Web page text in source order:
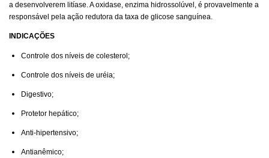
a desenvolverem litíase. A oxidase, enzima hidrossolúvel, é provavelmente a
responsável pela ação redutora da taxa de glicose sanguínea.
INDICAÇÕES
Controle dos níveis de colesterol;
Controle dos níveis de uréia;
Digestivo;
Protetor hepático;
Anti-hipertensivo;
Antianêmico;